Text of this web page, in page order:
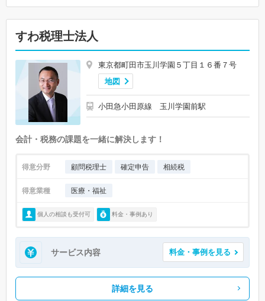
すわ税理士法人
東京都町田市玉川学園５丁目１６番７号
地図
小田急小田原線 玉川学園前駅
会計・税務の課題を一緒に解決します！
得意分野 顧問税理士 確定申告 相続税
得意業種 医療・福祉
個人の相談も受付可 料金・事例あり
サービス内容 料金・事例を見る
詳細を見る